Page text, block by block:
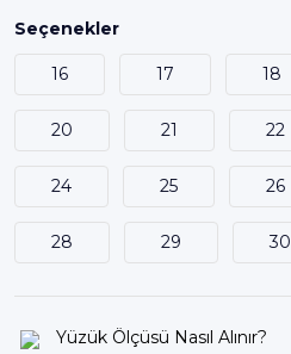
Seçenekler
16 17 18
20 21 22
24 25 26
28 29 30
Yüzük Ölçüsü Nasıl Alınır?